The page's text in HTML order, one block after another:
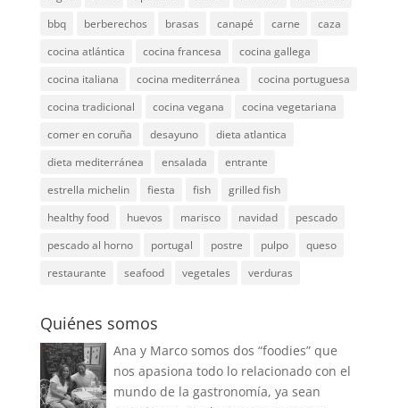
bbq
berberechos brasas canapé carne
caza
cocina atlántica
cocina francesa
cocina gallega
cocina italiana
cocina mediterránea
cocina portuguesa
cocina tradicional
cocina vegana
cocina vegetariana
comer en coruña
desayuno
dieta atlantica
dieta mediterránea
ensalada
entrante
estrella michelin
fiesta fish
grilled fish
healthy food
huevos marisco navidad
pescado
pescado al horno
portugal postre pulpo
queso
restaurante
seafood vegetales verduras
Quiénes somos
Ana y Marco somos dos “foodies” que
nos apasiona todo lo relacionado con el
mundo de la gastronomía, ya sean